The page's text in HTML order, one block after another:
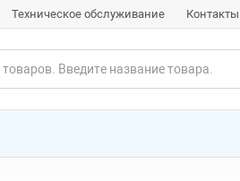
Техническое обслуживание Контакты